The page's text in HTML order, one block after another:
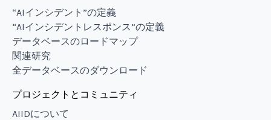
“AIインシデント”の定義
“AIインシデントレスポンス”の定義
データベースのロードマップ
関連研究
全データベースのダウンロード
プロジェクトとコミュニティ
AIIDについて